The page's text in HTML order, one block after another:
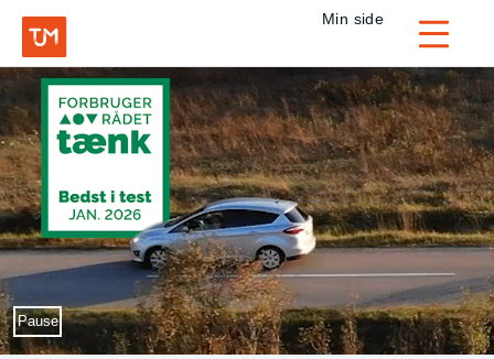
Privat
Login
Min side
TJM Forsikring – Gå til forside
PauseSæt video på pause